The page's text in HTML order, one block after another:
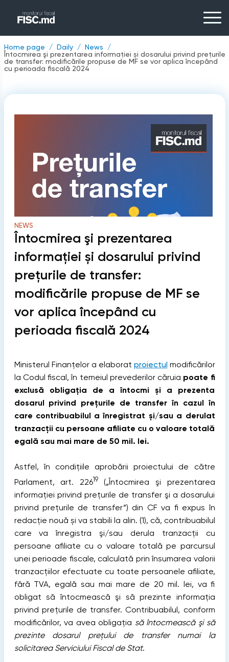
Home page Daily
News
Întocmirea şi prezentarea informației și dosarului privind prețurile
de transfer: modificările propuse de MF se vor aplica începând
cu perioada fiscală 2024
NEWS
Întocmirea şi prezentarea
informației și dosarului privind
prețurile de transfer:
modificările propuse de MF se
vor aplica începând cu
perioada fiscală 2024
Ministerul Finanțelor a elaborat proiectulmodificărilor
la Codul fiscal, în temeiul prevederilor căruia poate fi
exclusă obligația de a întocmi și a prezenta
dosarul privind prețurile de transfer în cazul în
care contribuabilul a înregistrat și/sau a derulat
tranzacții cu persoane afiliate cu o valoare totală
egală sau mai mare de 50 mil. lei.
Astfel, în condițiile aprobării proiectului de către
Parlament, art. 22619(„Întocmirea şi prezentarea
informației privind prețurile de transfer şi a dosarului
privind prețurile de transfer”) din CF va fi expus în
redacție nouă și va stabili la alin. (1), că, contribuabilul
care va înregistra şi/sau derula tranzacții cu
persoane afiliate cu o valoare totală pe parcursul
unei perioade fiscale, calculată prin însumarea valorii
tranzacțiilor efectuate cu toate persoanele afiliate,
fără TVA, egală sau mai mare de 20 mil. lei, va fi
obligat să întocmească şi să prezinte informația
privind prețurile de transfer. Contribuabilul, conform
modificărilor, va avea obligația să întocmească şi să
prezinte dosarul prețului de transfer numai la
solicitarea Serviciului Fiscal de Stat.